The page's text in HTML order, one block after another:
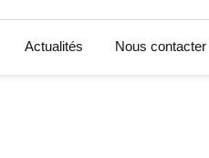
Actualités Nous contacter